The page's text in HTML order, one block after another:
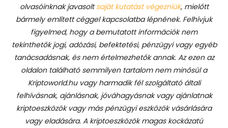
olvasóinknak javasoltsaját kutatást végezniük, mielőtt
bármely említett céggel kapcsolatba lépnének. Felhívjuk
figyelmed, hogy a bemutatott információk nem
tekinthetők jogi, adózási, befektetési, pénzügyi vagy egyéb
tanácsadásnak, és nem értelmezhetők annak. Az ezen az
oldalon található semmilyen tartalom nem minősül a
Kriptoworld.hu vagy harmadik fél szolgáltató általi
felhívásnak, ajánlásnak, jóváhagyásnak vagy ajánlatnak
kriptoeszközök vagy más pénzügyi eszközök vásárlására
vagy eladására. A kriptoeszközök magas kockázatú